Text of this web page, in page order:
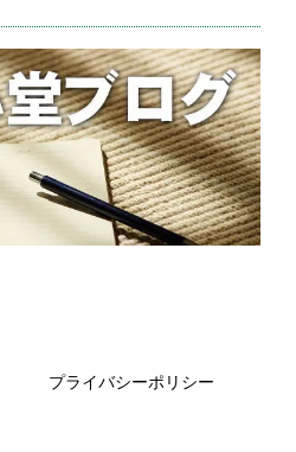
プライバシーポリシー